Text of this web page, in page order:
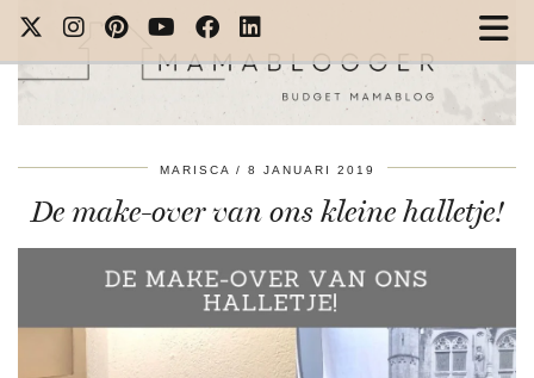
MARISCA 8 JANUARI 2019
De make-over van ons kleine halletje!